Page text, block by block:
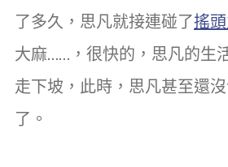
了多久，思凡就接連碰了搖
大麻……，很快的，思凡的生
走下坡，此時，思凡甚至還
了。